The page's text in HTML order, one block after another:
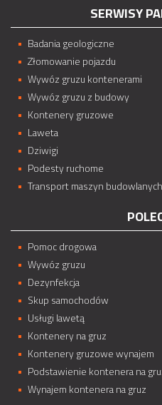
SERWISY
Badania geologiczne
Złomowanie pojazdu
Wywóz gruzu kontenerami
Wywóz gruzu z budowy
Kontenery gruzowe
Laweta
Dziwigi
Podesty ruchome
Transport maszyn budowlanych
Pomoc drogowa
Wywóz gruzu
Dezynfekcja
Skup samochodów
Usługi lawetą
Kontenery na gruz
Kontenery gruzowe wynajem
Podstawienie kontenera na
Wynajem kontenera na gruz